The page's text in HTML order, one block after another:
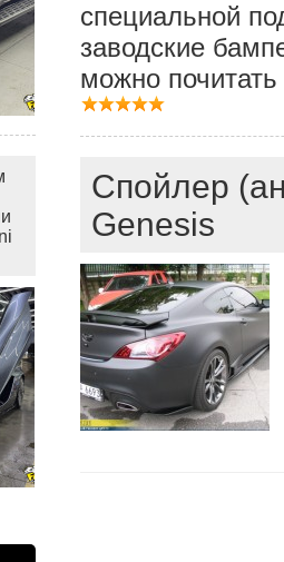
специальной
заводские
можно почитать
Cпойлер
Genesis